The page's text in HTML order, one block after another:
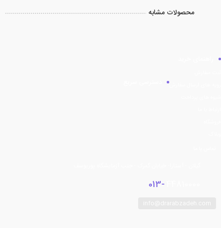
محصولات مشابه
013-
info@drarabzadeh.com